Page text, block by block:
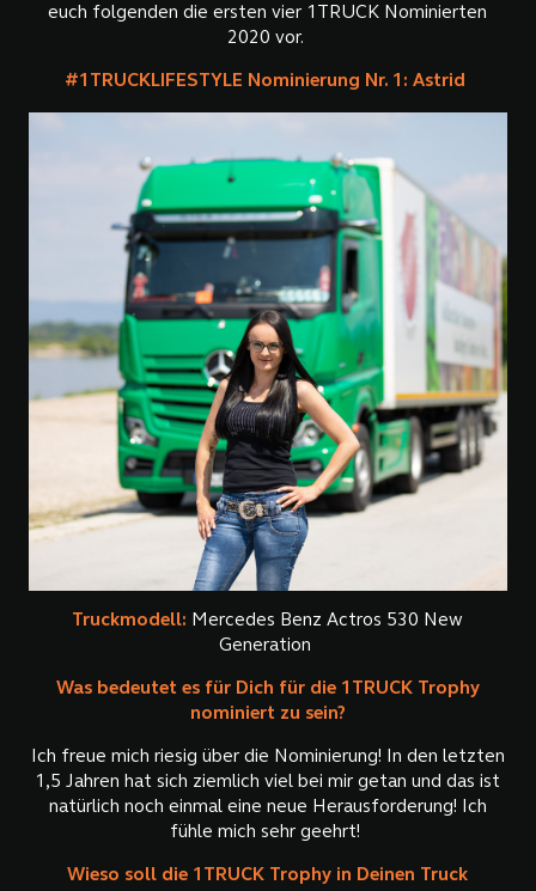
euch folgenden die ersten vier 1TRUCK Nominierten
2020 vor.
#1TRUCKLIFESTYLE Nominierung Nr. 1: Astrid
Truckmodell: Mercedes Benz Actros 530 New
Generation
Was bedeutet es für Dich für die 1TRUCK Trophy
nominiert zu sein?
Ich freue mich riesig über die Nominierung! In den letzten
1,5 Jahren hat sich ziemlich viel bei mir getan und das ist
natürlich noch einmal eine neue Herausforderung! Ich
fühle mich sehr geehrt!
Wieso soll die 1TRUCK Trophy in Deinen Truck